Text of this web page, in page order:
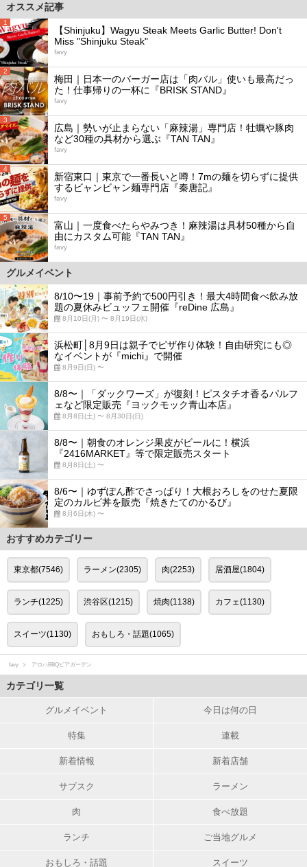
オススメ記事
1
【Shinjuku】Wagyu Steak Meets Garlic Butter! Don't
Miss "Shinjuku Steak"
favy
2
梅田｜日本一のバーガー店は「肉バル」使いも最高だっ
た！仕事帰りの一杯に『BRISK STAND』
favy
3
広島｜勢いが止まらない「麻辣湯」専門店！牡蠣や豚肉
など30種の具材から選ぶ『TAN TAN』
favy
4
新宿東口｜東京で一番長いと噂！7mの麺を切らずに提供
するビャンビャン麺専門店『秦唐記』
favy
5
富山｜一度食べたらやみつき！麻辣湯は具材50種から自
由にカスタム可能『TAN TAN』
favy
グルメイベント
8/10〜19｜事前予約で500円引き！最大4時間食べ飲み放
題の夏休みビュッフェ開催『reDine 広島』
8月10日(月) 〜 8月19日(水)
浜松町│8月9日は親子でピザ作り体験！自由研究にも◎
なイベントが『michi』で開催
8月9日(日) 〜
8/8〜｜「ダックワーズ」が復刻！ピスタチオ香るパルフ
ェなど限定販売『ヨックモック青山本店』
8月8日(土) 〜 8月30日(日)
8/8〜｜朝食のオレンジ果皮がビールに！横浜
『2416MARKET』等で限定販売スタート
8月8日(土) 〜
8/6〜｜ゆずぽん酢でさっぱり！大根おろしをのせた夏限
定のカルビ丼を販売『焼きたてのかるび』
8月6日(木) 〜
おすすめカテゴリー
東京都(7546) ラーメン(2305) 肉(2253) 居酒屋(1804)
ランチ(1225) 渋谷区(1215) 焼肉(1138) カフェ(1130)
スイーツ(1130) おもしろ・話題(1065)
favy アロハBBQビアガーデン
カテゴリ一覧
グルメイベント 今日は何の日
特集 連載
新着情報 新着店舗
サブスク ラーメン
肉 食べ放題
ランチ ご当地グルメ
おもしろ・話題 スイーツ